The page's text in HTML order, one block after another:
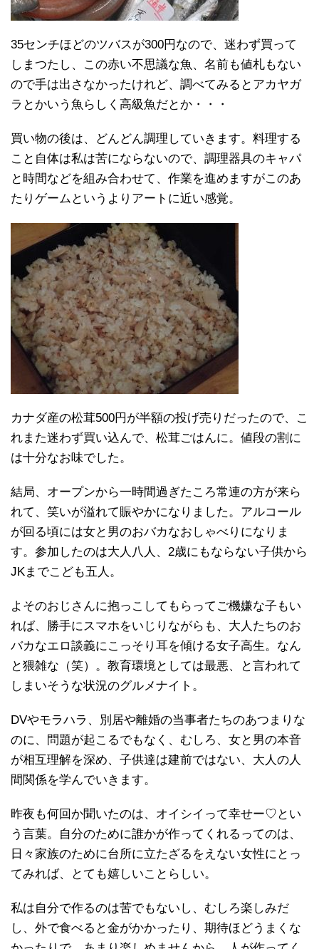
35センチほどのツバスが300円なので、迷わず買って
しまつたし、この赤い不思議な魚、名前も値札もない
ので手は出さなかったけれど、調べてみるとアカヤガ
ラとかいう魚らしく高級魚だとか・・・
買い物の後は、どんどん調理していきます。料理する
こと自体は私は苦にならないので、調理器具のキャパ
と時間などを組み合わせて、作業を進めますがこのあ
たりゲームというよりアートに近い感覚。
カナダ産の松茸500円が半額の投げ売りだったので、こ
れまた迷わず買い込んで、松茸ごはんに。値段の割に
は十分なお味でした。
結局、オープンから一時間過ぎたころ常連の方が来ら
れて、笑いが溢れて賑やかになりました。アルコール
が回る頃には女と男のおバカなおしゃべりになりま
す。参加したのは大人八人、2歳にもならない子供から
JKまでこども五人。
よそのおじさんに抱っこしてもらってご機嫌な子もい
れば、勝手にスマホをいじりながらも、大人たちのお
バカなエロ談義にこっそり耳を傾ける女子高生。なん
と猥雑な（笑）。教育環境としては最悪、と言われて
しまいそうな状況のグルメナイト。
DVやモラハラ、別居や離婚の当事者たちのあつまりな
のに、問題が起こるでもなく、むしろ、女と男の本音
が相互理解を深め、子供達は建前ではない、大人の人
間関係を学んでいきます。
昨夜も何回か聞いたのは、オイシイって幸せー♡とい
う言葉。自分のために誰かが作ってくれるってのは、
日々家族のために台所に立たざるをえない女性にとっ
てみれば、とても嬉しいことらしい。
私は自分で作るのは苦でもないし、むしろ楽しみだ
し、外で食べると金がかかったり、期待ほどうまくな